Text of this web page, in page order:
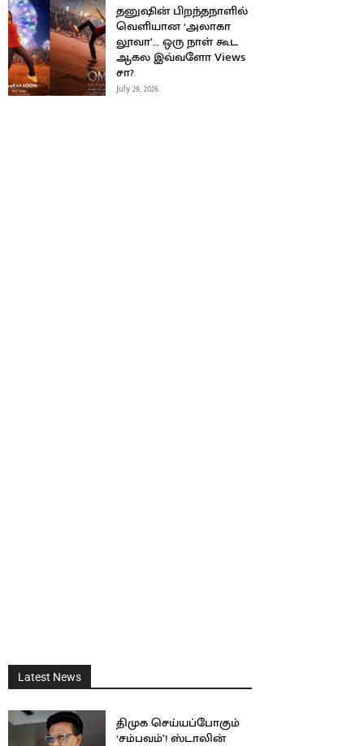
தனுஷின் பிறந்தநாளில்
வெளியான ‘அலாகா
லூவா’… ஒரு நாள் கூட
ஆகல இவ்வளோ Views
சா?
July 29, 2026
Latest News
திமுக செய்யப்போகும்
‘சம்பவம்’! ஸ்டாலின்